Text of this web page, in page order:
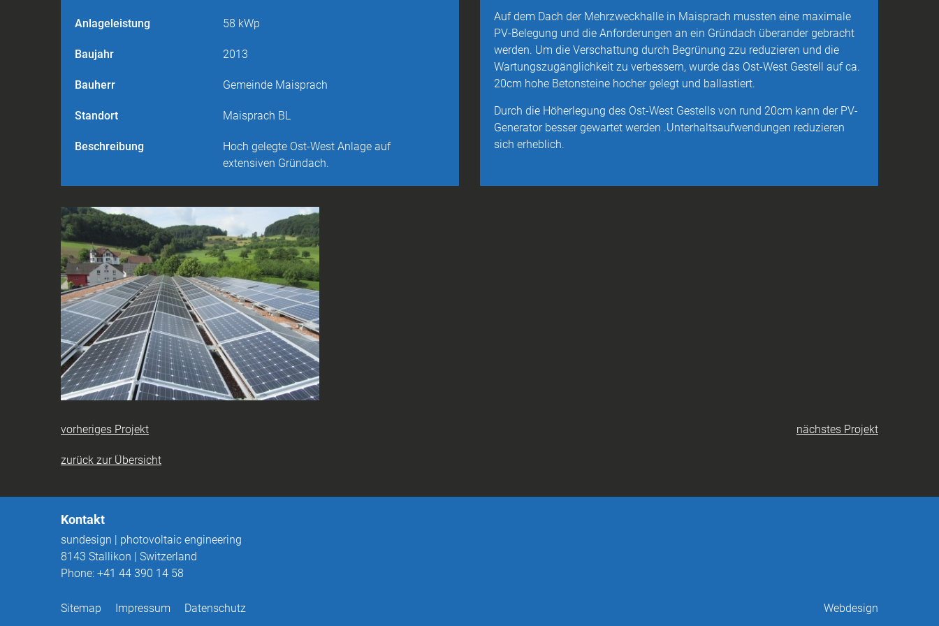
Anlageleistung 58 kWp
Baujahr 2013
Bauherr Gemeinde Maisprach
Standort Maisprach BL
Beschreibung
Hoch gelegte Ost-West Anlage auf
extensiven Gründach.
Auf dem Dach der Mehrzweckhalle in Maisprach mussten eine maximale
PV-Belegung und die Anforderungen an ein Gründach überander gebracht
werden. Um die Verschattung durch Begrünung zzu reduzieren und die
Wartungszugänglichkeit zu verbessern, wurde das Ost-West Gestell auf ca.
20cm hohe Betonsteine hocher gelegt und ballastiert.
Durch die Höherlegung des Ost-West Gestells von rund 20cm kann der PV-
Generator besser gewartet werden .Unterhaltsaufwendungen reduzieren
sich erheblich.
vorheriges Projekt nächstes Projekt
zurück zur Übersicht
Kontakt
sundesign | photovoltaic engineering
8143 Stallikon
Switzerland
Phone: +41 44 390 14 58
Sitemap Impressum Datenschutz Webdesign